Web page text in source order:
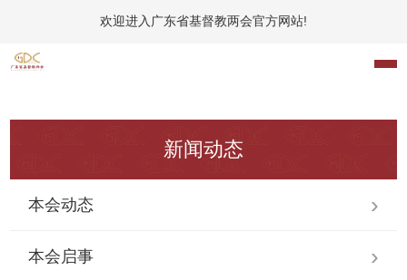
欢迎进入广东省基督教两会官方网站!
新闻动态
本会动态
本会启事